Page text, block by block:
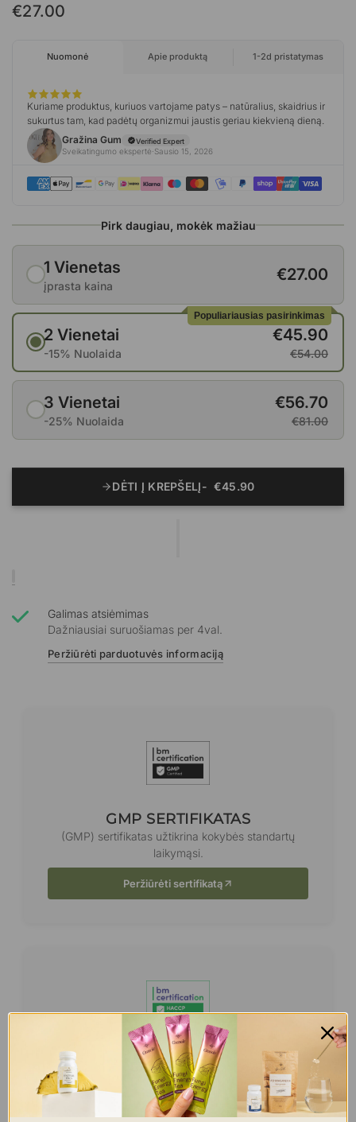
€27.00
Pirk daugiau, mokėk mažiau
1 Vienetas
įprasta kaina
€27.00
Populiariausias pasirinkimas
2 Vienetai
-15% Nuolaida
€45.90
€54.00
3 Vienetai
-25% Nuolaida
€56.70
€81.00
DĖTI Į KREPŠELĮ €45.90
Galimas atsiėmimas
Dažniausiai suruošiamas per 4val.
Peržiūrėti parduotuvės informaciją
GMP SERTIFIKATAS
(GMP) sertifikatas užtikrina kokybės standartų
laikymąsi.
Peržiūrėti sertifikatą
HACCP SERTIFIKATAS
(HACCP) maisto saugos sertifikatas.
Peržiūrėti sertifikatą